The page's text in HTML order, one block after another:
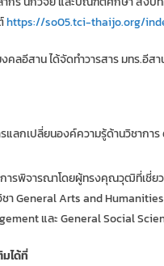
https://so05.tci-thaijo.org/
งคลอีสาน ได้จัดทำวารสาร มทร.
แลกเปลี่ยนองค์ความรู้ด้านวิชาก
ารพิจารณาโดยผู้ทรงคุณวุฒิที่เชี่ย
ชา General Arts and
และ General Social
มได้ที่